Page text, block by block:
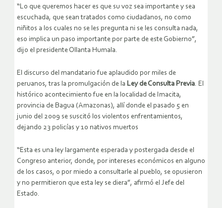
“Lo que queremos hacer es que su voz sea importante y sea
escuchada, que sean tratados como ciudadanos, no como
niñitos a los cuales no se les pregunta ni se les consulta nada,
eso implica un paso importante por parte de este Gobierno”,
dijo el presidente Ollanta Humala.
El discurso del mandatario fue aplaudido por miles de
peruanos, tras la promulgación de la Ley de Consulta Previa. El
histórico acontecimiento fue en la localidad de Imacita,
provincia de Bagua (Amazonas), allí donde el pasado 5 en
junio del 2009 se suscitó los violentos enfrentamientos,
dejando 23 policías y 10 nativos muertos
“Esta es una ley largamente esperada y postergada desde el
Congreso anterior, donde, por intereses económicos en alguno
de los casos, o por miedo a consultarle al pueblo, se opusieron
y no permitieron que esta ley se diera”, afirmó el Jefe del
Estado.